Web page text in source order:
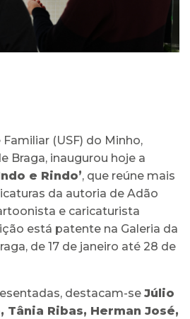
(USF) do Minho,
Braga, inaugurou hoje a
e Rindo’, que reúne mais
da autoria de Adão
e caricaturista
está patente na Galeria da
de 17 de janeiro até 28 de
destacam-se Júlio
Tânia Ribas, Herman José,